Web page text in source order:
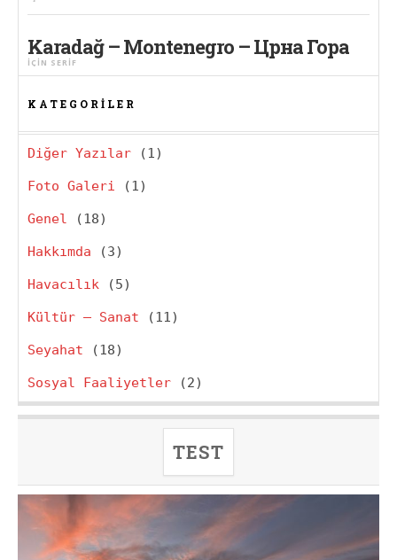
Karadağ – Montenegro – Црна Гора
IÇIN SERIF
KATEGORILER
Diğer Yazılar (1)
Foto Galeri (1)
Genel (18)
Hakkımda (3)
Havacılık (5)
Kültür – Sanat (11)
Seyahat (18)
Sosyal Faaliyetler (2)
TEST